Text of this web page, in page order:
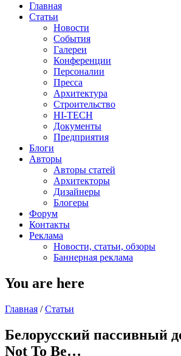
Главная
Статьи
Новости
События
Галереи
Конференции
Персоналии
Пресса
Архитектура
Строительство
HI-TECH
Документы
Предприятия
Блоги
Авторы
Авторы статей
Архитекторы
Дизайнеры
Блогеры
Форум
Контакты
Реклама
Новости, статьи, обзоры
Баннерная реклама
You are here
Главная / Статьи
Бeлорусский пассивный
Not To Be…